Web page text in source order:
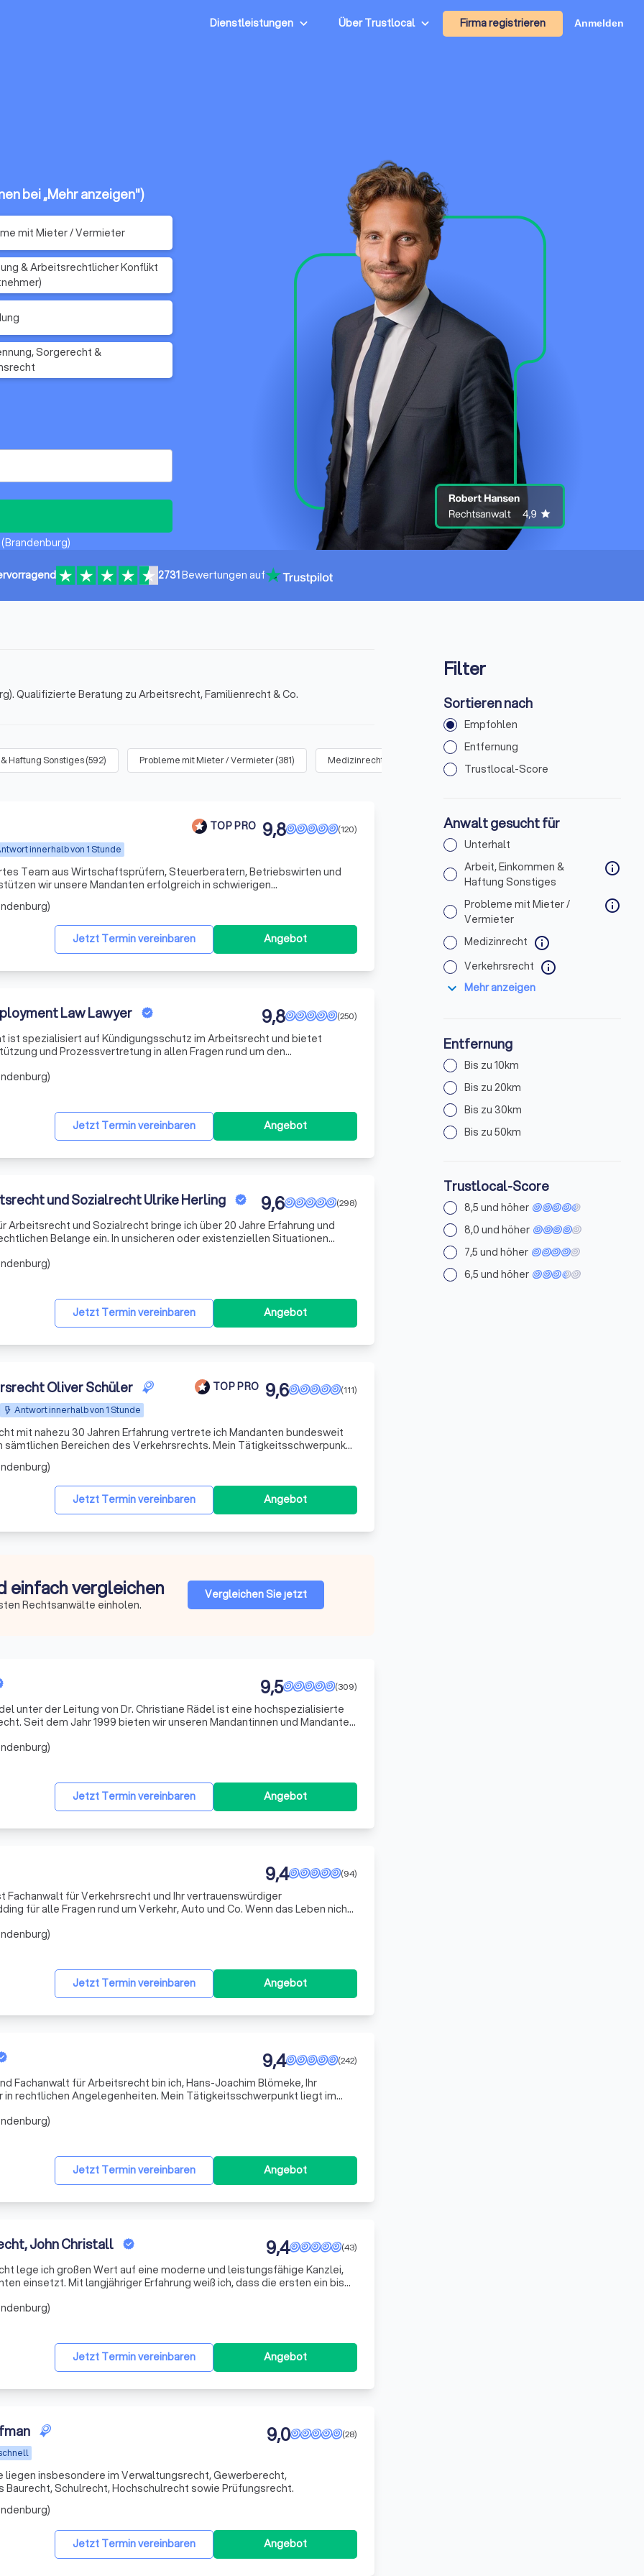
Dienstleistungen Über Trustlocal Firma registrieren Anmelden
bei „Mehr anzeigen")
mit Mieter / Vermieter
& Arbeitsrechtlicher Konflikt
Sorgerecht &
2731Bewertungen auf
Qualifizierte Beratung zu Arbeitsrecht, Familienrecht & Co.
Haftung Sonstiges(592) Probleme mit Mieter / Vermieter(381) Medizinrecht Verkehrsrecht
TOP PRO
innerhalb von 1 Stunde
(120)
9,8
Team aus Wirtschaftsprüfern, Steuerberatern, Betriebswirten und
wir unsere Mandanten erfolgreich in schwierigen
nicht nur als Ansprechpartner, sondern auch als Ratgeber und
Jetzt Termin vereinbaren
Angebot
Law Lawyer (250)
9,8
ist spezialisiert auf Kündigungsschutz im Arbeitsrecht und bietet
und Prozessvertretung in allen Fragen rund um den
Jetzt Termin vereinbaren Angebot
und Sozialrecht Ulrike Herling (298)
9,6
Arbeitsrecht und Sozialrecht bringe ich über 20 Jahre Erfahrung und
Belange ein. In unsicheren oder existenziellen Situationen
Jetzt Termin vereinbaren Angebot
Oliver Schüler TOP PRO
Antwort innerhalb von 1 Stunde
(111)
9,6
mit nahezu 30 Jahren Erfahrung vertrete ich Mandanten bundesweit
Bereichen des Verkehrsrechts. Mein Tätigkeitsschwerpunkt
Jetzt Termin vereinbaren Angebot
einfach vergleichen
Rechtsanwälte einholen.
Vergleichen Sie jetzt
(309)
9,5
unter der Leitung von Dr. Christiane Rädel ist eine hochspezialisierte
Seit dem Jahr 1999 bieten wir unseren Mandantinnen und Mandanten
Jetzt Termin vereinbaren Angebot
(94)
9,4
Fachanwalt für Verkehrsrecht und Ihr vertrauenswürdiger
für alle Fragen rund um Verkehr, Auto und Co. Wenn das Leben nicht
Jetzt Termin vereinbaren Angebot
(242)
9,4
Fachanwalt für Arbeitsrecht bin ich, Hans-Joachim Blömeke, Ihr
rechtlichen Angelegenheiten. Mein Tätigkeitsschwerpunkt liegt im
Jetzt Termin vereinbaren Angebot
John Christall (43)
9,4
lege ich großen Wert auf eine moderne und leistungsfähige Kanzlei,
einsetzt. Mit langjähriger Erfahrung weiß ich, dass die ersten ein bis
Jetzt Termin vereinbaren Angebot
(28)
9,0
insbesondere im Verwaltungsrecht, Gewerberecht,
Schulrecht, Hochschulrecht sowie Prüfungsrecht.
Jetzt Termin vereinbaren Angebot
Filter
Sortieren nach
Empfohlen
Entfernung
Trustlocal-Score
Anwalt gesucht für
Unterhalt
Arbeit, Einkommen &
Haftung Sonstiges
info
Probleme mit Mieter /
Vermieter
info
Medizinrecht info
Verkehrsrecht info
expand_more Mehr anzeigen
Entfernung
Bis zu 10km
Bis zu 20km
Bis zu 30km
Bis zu 50km
Trustlocal-Score
8,5 und höher
8,0 und höher
7,5 und höher
6,5 und höher